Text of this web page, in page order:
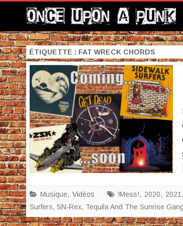
ÉTIQUETTE : FAT WRECK CHORDS
Musique,Vidéos !Mess!, 2020, 2021 ,
Surfers, SN-Rex, Tequila And The Sunrise Gang